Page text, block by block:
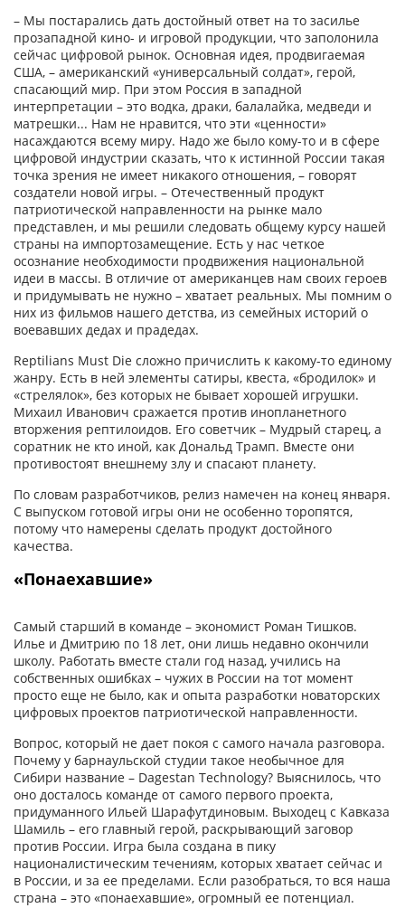
– Мы постарались дать достойный ответ на то засилье
прозападной кино- и игровой продукции, что заполонила
сейчас цифровой рынок. Основная идея, продвигаемая
США, – американский «универсальный солдат», герой,
спасающий мир. При этом Россия в западной
интерпретации – это водка, драки, балалайка, медведи и
матрешки... Нам не нравится, что эти «ценности»
насаждаются всему миру. Надо же было кому-то и в сфере
цифровой индустрии сказать, что к истинной России такая
точка зрения не имеет никакого отношения, – говорят
создатели новой игры. – Отечественный продукт
патриотической направленности на рынке мало
представлен, и мы решили следовать общему курсу нашей
страны на импортозамещение. Есть у нас четкое
осознание необходимости продвижения национальной
идеи в массы. В отличие от американцев нам своих героев
и придумывать не нужно – хватает реальных. Мы помним о
них из фильмов нашего детства, из семейных историй о
воевавших дедах и прадедах.
Reptilians Must Die сложно причислить к какому-то единому
жанру. Есть в ней элементы сатиры, квеста, «бродилок» и
«стрелялок», без которых не бывает хорошей игрушки.
Михаил Иванович сражается против инопланетного
вторжения рептилоидов. Его советчик – Мудрый старец, а
соратник не кто иной, как Дональд Трамп. Вместе они
противостоят внешнему злу и спасают планету.
По словам разработчиков, релиз намечен на конец января.
С выпуском готовой игры они не особенно торопятся,
потому что намерены сделать продукт достойного
качества.
«Понаехавшие»
Самый старший в команде – экономист Роман Тишков.
Илье и Дмитрию по 18 лет, они лишь недавно окончили
школу. Работать вместе стали год назад, учились на
собственных ошибках – чужих в России на тот момент
просто еще не было, как и опыта разработки новаторских
цифровых проектов патриотической направленности.
Вопрос, который не дает покоя с самого начала разговора.
Почему у барнаульской студии такое необычное для
Сибири название – Dagestan Technology? Выяснилось, что
оно досталось команде от самого первого проекта,
придуманного Ильей Шарафутдиновым. Выходец с Кавказа
Шамиль – его главный герой, раскрывающий заговор
против России. Игра была создана в пику
националистическим течениям, которых хватает сейчас и
в России, и за ее пределами. Если разобраться, то вся наша
страна – это «понаехавшие», огромный ее потенциал.